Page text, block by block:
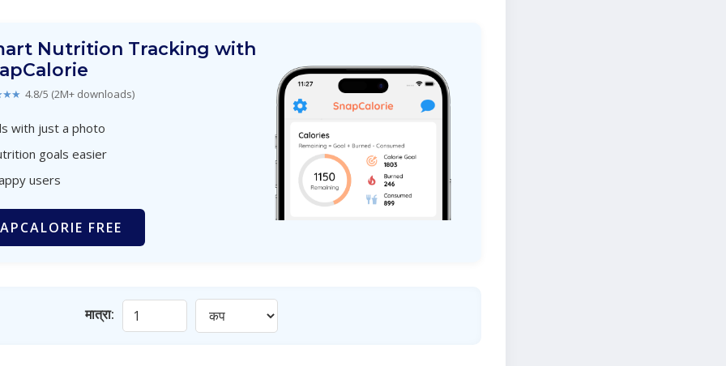
Nutrition Tracking with
4.8/5 (2M+ downloads)
with just a photo
goals easier
users
FREE
मात्रा: